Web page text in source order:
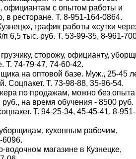
официантам с опытом работы и
в ресторане. Т. 8-951-164-0864.
график работы «сутки
6,5 тыс. руб. Т. 53-99-35, 8-961-
сторожу, официанту,
Т. 74-79-47, 74-60-42.
на оптовой базе. Муж., 25-45
Соцпакет. Т. 73-98-88, 35-96-54.
по продажам, можно без опыта
на время обучения - 8500 руб.
Т. 94-25-34, 45-45-41, 8-
кухонным рабочим,
6096.
магазине в Кузнецке,